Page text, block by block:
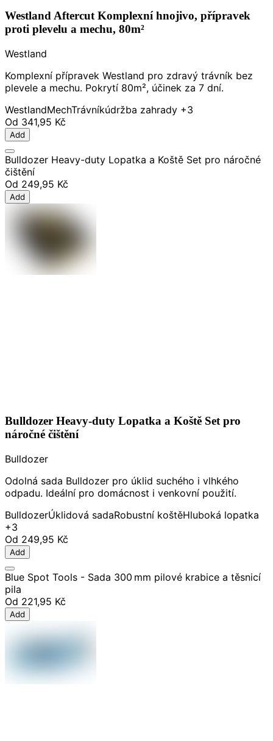
Westland Aftercut Komplexní hnojivo, přípravek
proti plevelu a mechu, 80m²
Westland
Komplexní přípravek Westland pro zdravý trávník bez
plevele a mechu. Pokrytí 80m², účinek za 7 dní.
WestlandMechTrávníkúdržba zahrady +3
Od 341,95 Kč
Add
Bulldozer Heavy-duty Lopatka a Koště Set pro náročné
čištění
Od 249,95 Kč
Add
Bulldozer Heavy-duty Lopatka a Koště Set pro
náročné čištění
Bulldozer
Odolná sada Bulldozer pro úklid suchého i vlhkého
odpadu. Ideální pro domácnost i venkovní použití.
BulldozerÚklidová sadaRobustní koštěHluboká lopatka
+3
Od 249,95 Kč
Add
Blue Spot Tools - Sada 300 mm pilové krabice a těsnicí
pila
Od 221,95 Kč
Add